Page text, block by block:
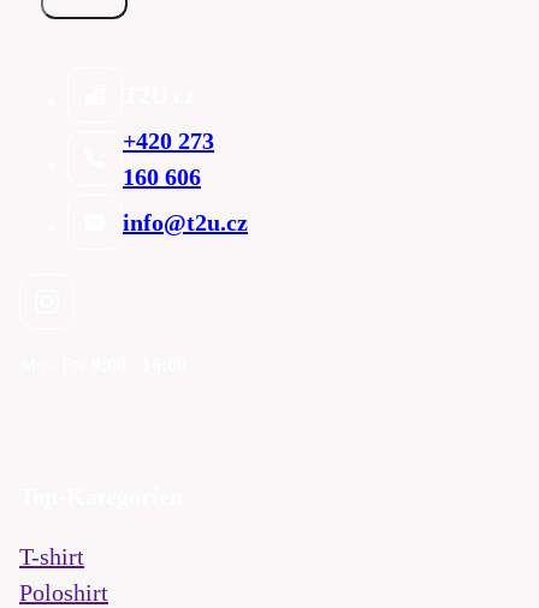
+420 273
160 606
info@t2u.cz
T-shirt
Poloshirt